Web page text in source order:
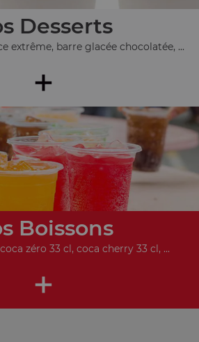
Desserts
extrême, barre glacée chocolatée, ...
+
Boissons
zéro 33 cl, coca cherry 33 cl, ...
+